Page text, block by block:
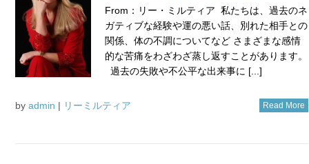
From：リー・ミルティア 私たちは、過去のネ
ガティブな経験や運の悪い話、別れた相手との
関係、体の不調についてなど さまざまな感情
的な苦痛をわざわざ蒸し返すことがあります。
過去の失敗や不公平な出来事に [...]
by admin | リーミルティア Read More